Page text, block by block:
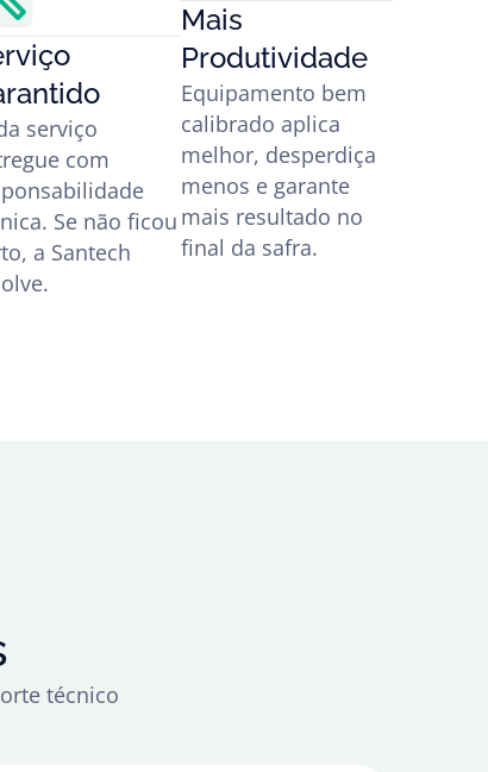
serviço
com
Se não ficou
a Santech
Mais
Produtividade
Equipamento bem
calibrado aplica
melhor, desperdiça
menos e garante
mais resultado no
final da safra.
técnico